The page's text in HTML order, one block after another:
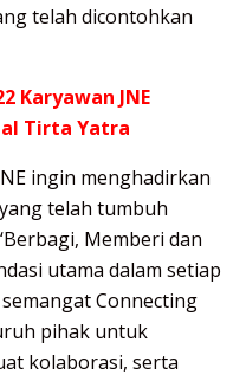
telah dicontohkan
Karyawan JNE
Tirta Yatra
ingin menghadirkan
telah tumbuh
Memberi dan
utama dalam setiap
Connecting
pihak untuk
kolaborasi, serta